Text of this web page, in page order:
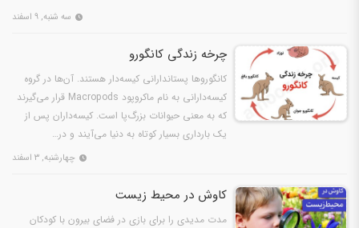
سه شنبه, ۹ اسفند
چرخه زندگی کانگورو
کانگوروها پستاندارانی کیسه‌دار هستند. آن‌ها در گروه
کیسه‌دارانی به نام ماکروپود Macropods قرار می‌گیرند
که به معنی حیوانات بزرگ‌پا است. کیسه‌داران پس از
یک بارداری بسیار کوتاه به دنیا می‌آیند و در…
چهارشنبه, ۳ اسفند
کاوش در محیط‌‌ زیست
مدت مدیدی را برای بازی در فضای بیرون با کودکان